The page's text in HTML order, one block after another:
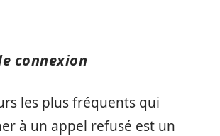
connexion
les plus fréquents qui
à un appel refusé est un